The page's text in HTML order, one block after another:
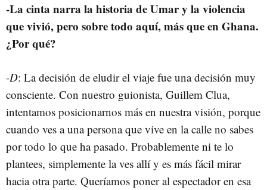
-La cinta narra la historia de Umar y la violencia
que vivió, pero sobre todo aquí, más que en Ghana.
¿Por qué?
-D: La decisión de eludir el viaje fue una decisión muy
consciente. Con nuestro guionista, Guillem Clua,
intentamos posicionarnos más en nuestra visión, porque
cuando ves a una persona que vive en la calle no sabes
por todo lo que ha pasado. Probablemente ni te lo
plantees, simplemente la ves allí y es más fácil mirar
hacia otra parte. Queríamos poner al espectador en esa